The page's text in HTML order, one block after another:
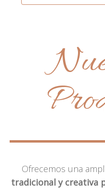
Ofrecemos una
tradicional y creativa